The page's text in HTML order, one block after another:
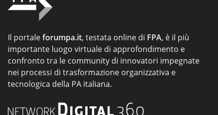
Il portaleforumpa.it, testata online di FPA, è il più
importante luogo virtuale di approfondimento e
confronto tra le community di innovatori impegnate
nei processi di trasformazione organizzativa e
tecnologica della PA italiana.